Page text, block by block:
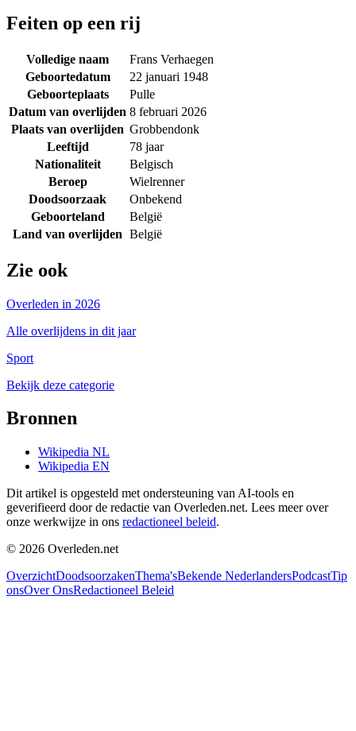
Feiten op een rij
Volledige naam
Frans Verhaegen
Geboortedatum
22 januari 1948
Geboorteplaats
Pulle
Datum van overlijden 8 februari 2026
Plaats van overlijden Grobbendonk
Leeftijd
78 jaar
Nationaliteit
Belgisch
Beroep
Wielrenner
Doodsoorzaak
Onbekend
Geboorteland
België
Land van overlijden België
Zie ook
Overleden in 2026
Alle overlijdens in dit jaar
Sport
Bekijk deze categorie
Bronnen
Wikipedia NL
Wikipedia EN
Dit artikel is opgesteld met ondersteuning van AI-tools en
geverifieerd door de redactie van Overleden.net. Lees meer over
onze werkwijze in ons redactioneel beleid.
© 2026 Overleden.net
OverzichtDoodsoorzakenThema'sBekende NederlandersPodcastTip
onsOver OnsRedactioneel Beleid